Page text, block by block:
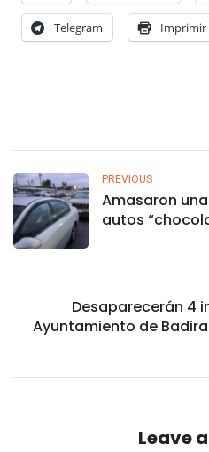
Telegram Imprimir
PREVIOUS
Amasaron
autos
Desaparecerán 4
Ayuntamiento de
Leave